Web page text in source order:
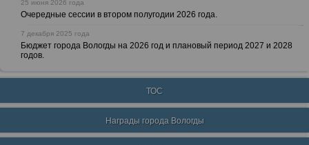
25 июня 2026 года
Очередные сессии в втором полугодии 2026 года.
7 декабря 2025 года
Бюджет города Вологды на 2026 год и плановый период 2027 и 2028
годов.
ТОС
Награды города Вологды